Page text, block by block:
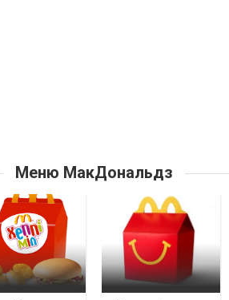
Меню МакДональдз